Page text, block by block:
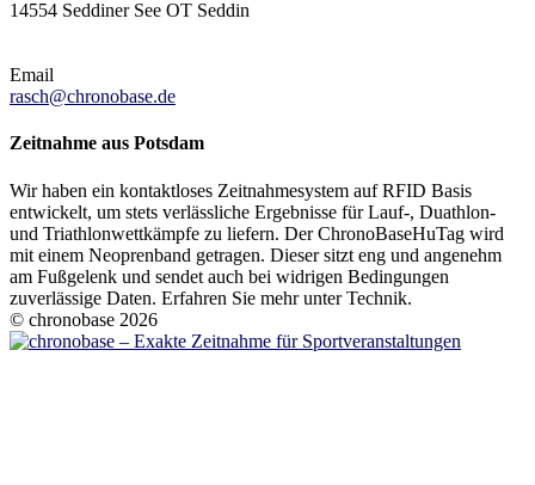
14554 Seddiner See OT Seddin
Email
rasch@chronobase.de
Zeitnahme aus Potsdam
Wir haben ein kontaktloses Zeitnahmesystem auf RFID Basis
entwickelt, um stets verlässliche Ergebnisse für Lauf-, Duathlon-
und Triathlonwettkämpfe zu liefern. Der ChronoBaseHuTag wird
mit einem Neoprenband getragen. Dieser sitzt eng und angenehm
am Fußgelenk und sendet auch bei widrigen Bedingungen
zuverlässige Daten. Erfahren Sie mehr unter Technik.
© chronobase 2026